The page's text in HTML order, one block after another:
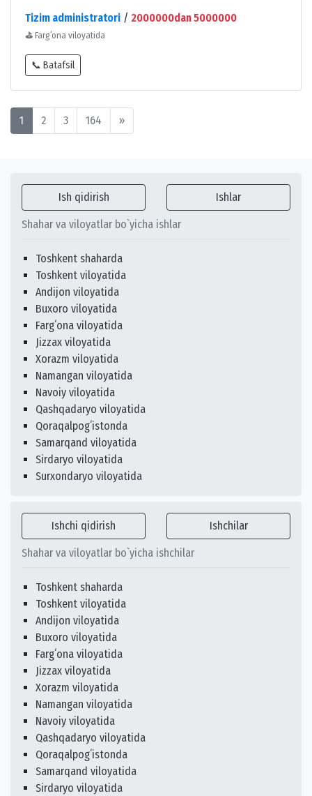
Tizim administratori / 2000000dan 5000000
⛳ Fargʻona viloyatida
📞 Batafsil
1 2 3 164 »
Ish qidirish Ishlar
Shahar va viloyatlar bo`yicha ishlar
Toshkent shaharda
Toshkent viloyatida
Andijon viloyatida
Buxoro viloyatida
Fargʻona viloyatida
Jizzax viloyatida
Xorazm viloyatida
Namangan viloyatida
Navoiy viloyatida
Qashqadaryo viloyatida
Qoraqalpogʻistonda
Samarqand viloyatida
Sirdaryo viloyatida
Surxondaryo viloyatida
Ishchi qidirish Ishchilar
Shahar va viloyatlar bo`yicha ishchilar
Toshkent shaharda
Toshkent viloyatida
Andijon viloyatida
Buxoro viloyatida
Fargʻona viloyatida
Jizzax viloyatida
Xorazm viloyatida
Namangan viloyatida
Navoiy viloyatida
Qashqadaryo viloyatida
Qoraqalpogʻistonda
Samarqand viloyatida
Sirdaryo viloyatida